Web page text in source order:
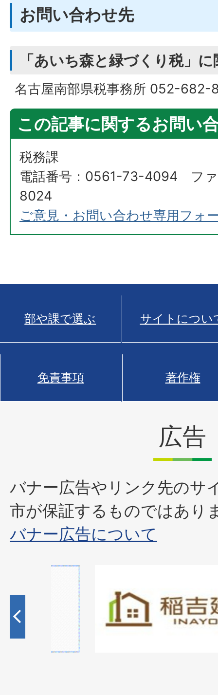
お問い合わせ先
「あいち森と緑づくり税」
名古屋南部県税事務所 052-682-
この記事に関するお問い
税務課
電話番号：0561-73-4094 フ
8024
ご意見・お問い合わせ専用フォ
部や課で選ぶ サイトについ
免責事項 著作権
広告
バナー広告やリンク先のサ
市が保証するものではあり
バナー広告について
の